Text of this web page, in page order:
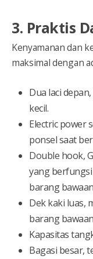
3. Praktis
Kenyamanan dan
maksimal dengan
Dua laci
kecil.
Electric power
ponsel saat
Double hook,
yang
barang
Dek kaki luas,
barang
Kapasitas
Bagasi besar,